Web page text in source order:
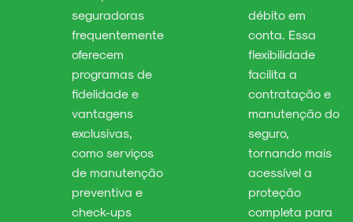
seguradoras
frequentemente
oferecem
programas de
fidelidade e
vantagens
exclusivas,
como serviços
de manutenção
preventiva e
check-ups
débito em
conta. Essa
flexibilidade
facilita a
contratação e
manutenção do
seguro,
tornando mais
acessível a
proteção
completa para